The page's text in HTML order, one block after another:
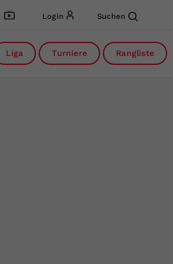
Login Suchen
Liga Turniere Rangliste